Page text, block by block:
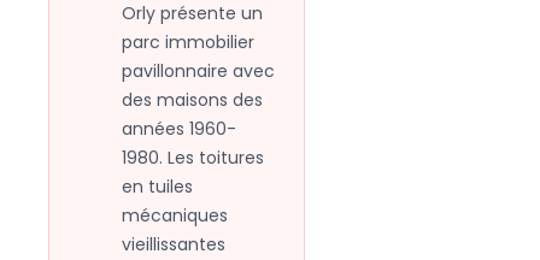
Orly présente un
parc immobilier
pavillonnaire avec
des maisons des
années 1960-
1980. Les toitures
en tuiles
mécaniques
vieillissantes